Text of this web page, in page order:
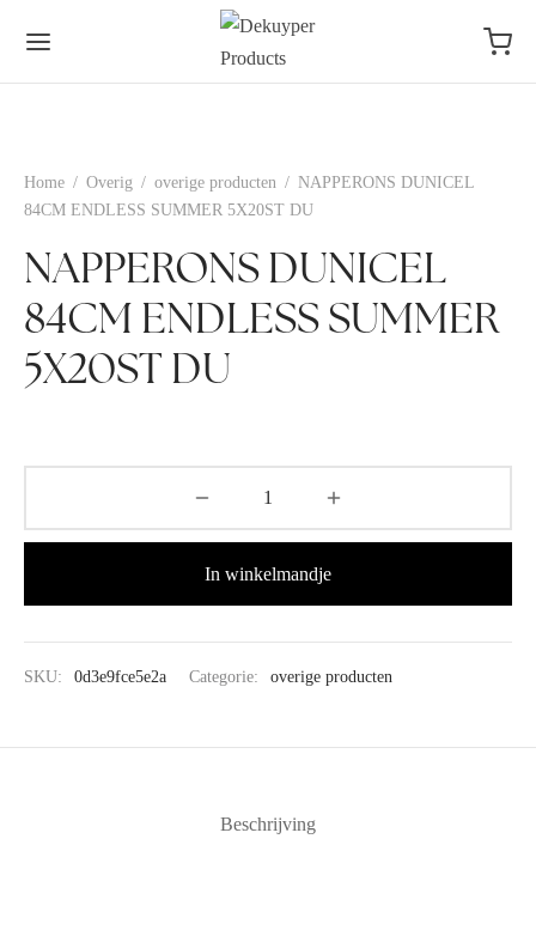
Home / Overig / overige producten / NAPPERONS DUNICEL
84CM ENDLESS SUMMER 5X20ST DU
NAPPERONS DUNICEL
84CM ENDLESS SUMMER
5X20ST DU
In winkelmandje
SKU: 0d3e9fce5e2a Categorie: overige producten
Beschrijving